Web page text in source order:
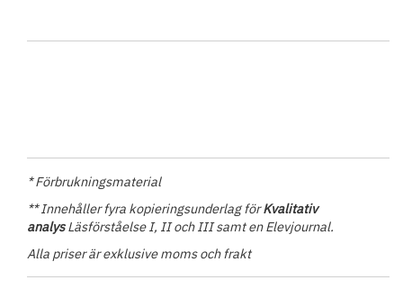
* Förbrukningsmaterial
** Innehåller fyra kopieringsunderlag förKvalitativ
analysLäsförståelse I, II och III samt en Elevjournal.
Alla priser är exklusive moms och frakt